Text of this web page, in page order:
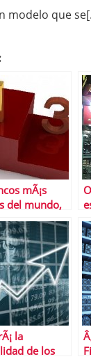
modelo que
mÃ¡s
del mundo,
la
de los